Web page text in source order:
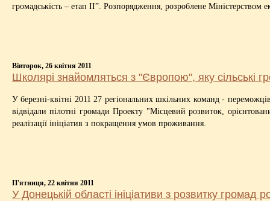
громадськість – етап ІІ”. Розпорядження, розроблене Міністерством
Вівторок, 26 квітня 2011
Школярі знайомляться з "Європою", яку сільські
У березні-квітні 2011 27 регіональних шкільних команд -
відвідали пілотні громади Проекту "Місцевий розвиток,
реалізації ініціатив з покращення умов проживання.
П'ятниця, 22 квітня 2011
У Донецькій області ініціативи з розвитку